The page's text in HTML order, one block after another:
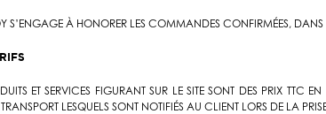
S’ENGAGE À HONORER LES COMMANDES CONFIRMÉES,
ET SERVICES FIGURANT SUR LE SITE SONT DES PRIX
LESQUELS SONT NOTIFIÉS AU CLIENT LORS DE LA